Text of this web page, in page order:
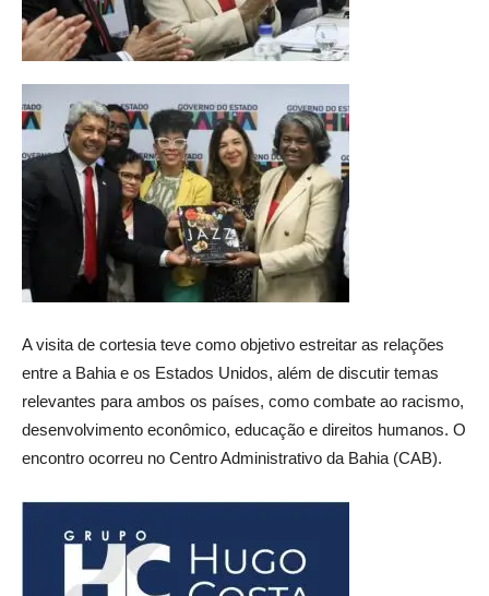
A visita de cortesia teve como objetivo estreitar as relações
entre a Bahia e os Estados Unidos, além de discutir temas
relevantes para ambos os países, como combate ao racismo,
desenvolvimento econômico, educação e direitos humanos. O
encontro ocorreu no Centro Administrativo da Bahia (CAB).